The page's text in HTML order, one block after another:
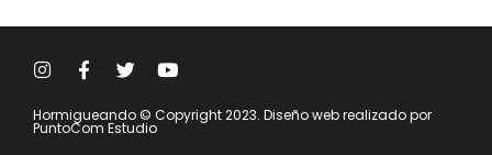
Hormigueando © Copyright 2023. Diseño web realizado por
PuntoCom Estudio